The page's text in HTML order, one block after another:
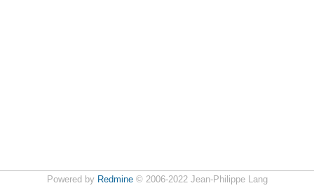
Powered by Redmine© 2006-2022 Jean-Philippe Lang